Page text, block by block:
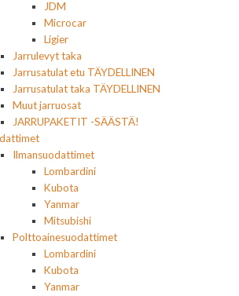
JDM
Microcar
Ligier
Jarrulevyt taka
Jarrusatulat etu TÄYDELLINEN
Jarrusatulat taka TÄYDELLINEN
Muut jarruosat
JARRUPAKETIT -SÄÄSTÄ!
Ilmansuodattimet
Lombardini
Kubota
Yanmar
Mitsubishi
Polttoainesuodattimet
Lombardini
Kubota
Yanmar